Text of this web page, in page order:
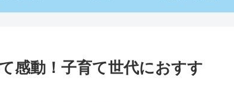
感動！子育て世代におすす